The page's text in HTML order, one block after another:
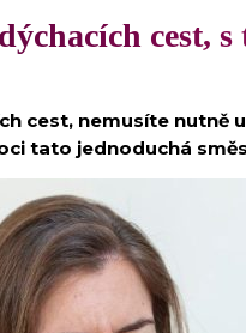
cest,
cest, nemusíte nutně
tato jednoduchá